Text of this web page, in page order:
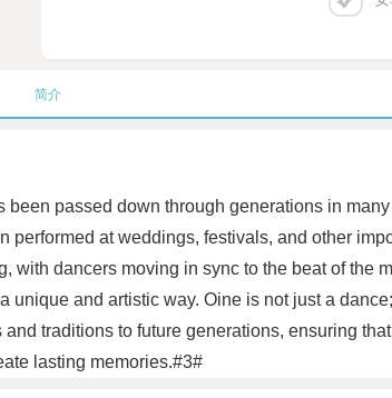
简介
passed down through generations in
performed at weddings, festivals, and other
with dancers moving in sync to the beat of
unique and artistic way. Oine is not just a
traditions to future generations, ensuring
lasting memories.#3#